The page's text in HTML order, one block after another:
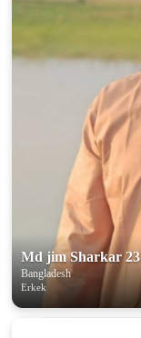
Md jim Sharkar 23
Bangladesh
Erkek